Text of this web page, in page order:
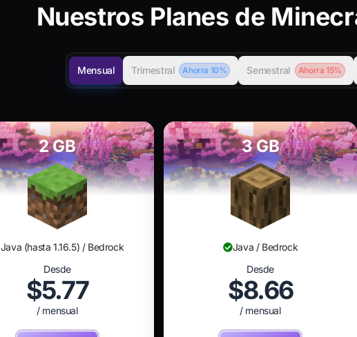
Nuestros Planes de
Mensual Trimestral Ahorra 10% Semestral Ahorra 15%
2 GB
Java (hasta 1.16.5) / Bedrock
Desde
$5.77
/ mensual
3 GB
Java / Bedrock
Desde
$8.66
/ mensual